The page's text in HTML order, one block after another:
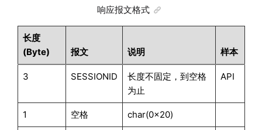
响应报文格式
长度
(Byte)
报文 说明 样本
3 SESSIONID
长度不固定，到空格
为止
API
1 空格 char(0x20)